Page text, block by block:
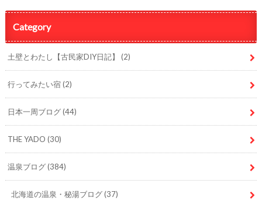
Category
土壁とわたし【古民家DIY日記】 (2)
行ってみたい宿(2)
日本一周ブログ(44)
THE YADO (30)
温泉ブログ(384)
北海道の温泉・秘湯ブログ(37)